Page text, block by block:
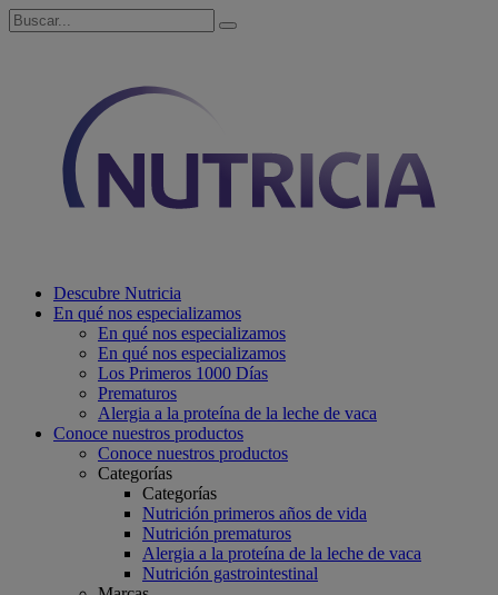
Descubre Nutricia
En qué nos especializamos
En qué nos especializamos
En qué nos especializamos
Los Primeros 1000 Días
Prematuros
Alergia a la proteína de la leche de vaca
Conoce nuestros productos
Conoce nuestros productos
Categorías
Categorías
Nutrición primeros años de vida
Nutrición prematuros
Alergia a la proteína de la leche de vaca
Nutrición gastrointestinal